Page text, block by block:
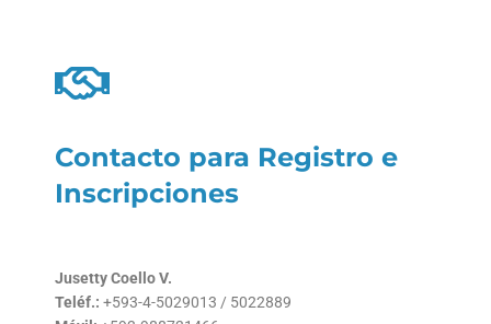
Contacto para Registro e
Inscripciones
Jusetty Coello V.
Teléf.: +593-4-5029013 / 5022889